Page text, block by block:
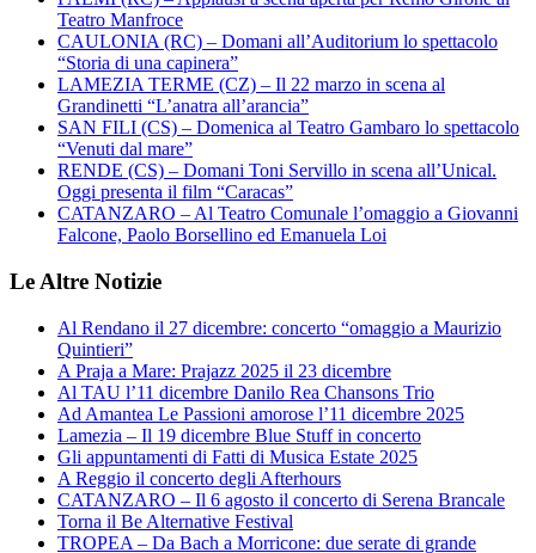
Teatro Manfroce
CAULONIA (RC) – Domani all’Auditorium lo spettacolo
“Storia di una capinera”
LAMEZIA TERME (CZ) – Il 22 marzo in scena al
Grandinetti “L’anatra all’arancia”
SAN FILI (CS) – Domenica al Teatro Gambaro lo spettacolo
“Venuti dal mare”
RENDE (CS) – Domani Toni Servillo in scena all’Unical.
Oggi presenta il film “Caracas”
CATANZARO – Al Teatro Comunale l’omaggio a Giovanni
Falcone, Paolo Borsellino ed Emanuela Loi
Le Altre Notizie
Al Rendano il 27 dicembre: concerto “omaggio a Maurizio
Quintieri”
A Praja a Mare: Prajazz 2025 il 23 dicembre
Al TAU l’11 dicembre Danilo Rea Chansons Trio
Ad Amantea Le Passioni amorose l’11 dicembre 2025
Lamezia – Il 19 dicembre Blue Stuff in concerto
Gli appuntamenti di Fatti di Musica Estate 2025
A Reggio il concerto degli Afterhours
CATANZARO – Il 6 agosto il concerto di Serena Brancale
Torna il Be Alternative Festival
TROPEA – Da Bach a Morricone: due serate di grande